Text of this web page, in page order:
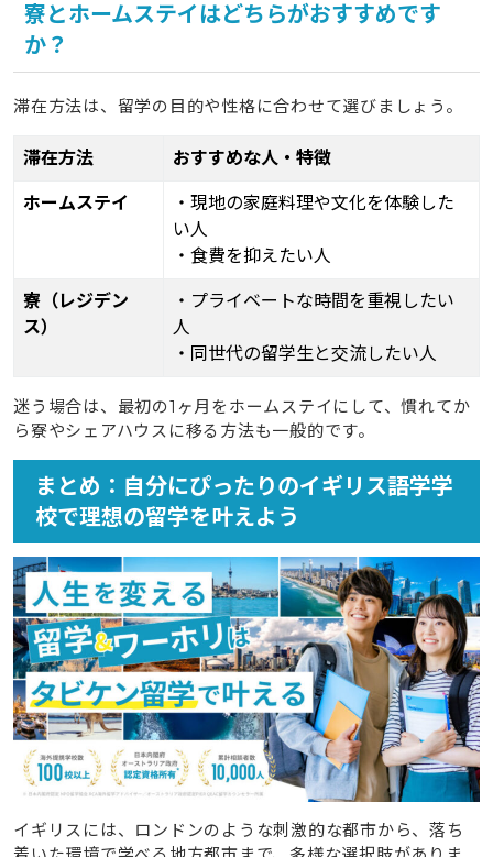
寮とホームステイはどちらがおすすめです
か？
滞在方法は、留学の目的や性格に合わせて選びましょう。
滞在方法 おすすめな人・特徴
ホームステイ
・現地の家庭料理や文化を体験した
い人
・食費を抑えたい人
寮（レジデン
ス）
・プライベートな時間を重視したい
人
・同世代の留学生と交流したい人
迷う場合は、最初の1ヶ月をホームステイにして、慣れてか
ら寮やシェアハウスに移る方法も一般的です。
まとめ：自分にぴったりのイギリス語学学
校で理想の留学を叶えよう
イギリスには、ロンドンのような刺激的な都市から、落ち